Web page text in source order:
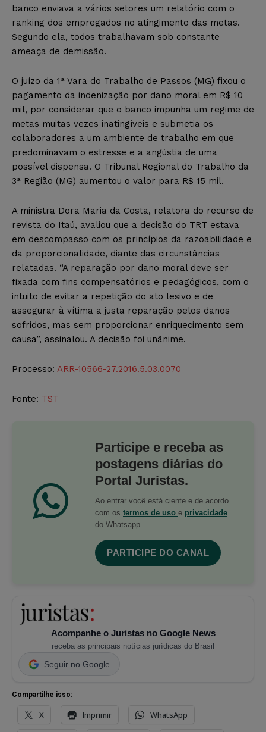
banco enviava a vários setores um relatório com o
ranking dos empregados no atingimento das metas.
Segundo ela, todos trabalhavam sob constante
ameaça de demissão.
O juízo da 1ª Vara do Trabalho de Passos (MG) fixou o
pagamento da indenização por dano moral em R$ 10
mil, por considerar que o banco impunha um regime de
metas muitas vezes inatingíveis e submetia os
colaboradores a um ambiente de trabalho em que
predominavam o estresse e a angústia de uma
possível dispensa. O Tribunal Regional do Trabalho da
3ª Região (MG) aumentou o valor para R$ 15 mil.
A ministra Dora Maria da Costa, relatora do recurso de
revista do Itaú, avaliou que a decisão do TRT estava
em descompasso com os princípios da razoabilidade e
da proporcionalidade, diante das circunstâncias
relatadas. “A reparação por dano moral deve ser
fixada com fins compensatórios e pedagógicos, com o
intuito de evitar a repetição do ato lesivo e de
assegurar à vítima a justa reparação pelos danos
sofridos, mas sem proporcionar enriquecimento sem
causa”, assinalou. A decisão foi unânime.
Processo: ARR-10566-27.2016.5.03.0070
Fonte: TST
Participe e receba as
postagens diárias do
Portal Juristas.
Ao entrar você está ciente e de acordo
com os termos de uso e privacidade
do Whatsapp.
PARTICIPE DO CANAL
Acompanhe o Juristas no Google News
receba as principais notícias jurídicas do Brasil
Seguir no Google
Compartilhe isso:
X Imprimir WhatsApp